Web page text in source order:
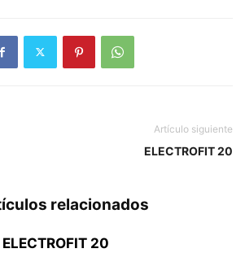
Artículo siguiente
ELECTROFIT 20
relacionados
ELECTROFIT 20